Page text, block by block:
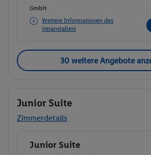
GmbH
Weitere Informationen des
Veranstalters
30 weitere Angebote
Junior Suite
Zimmerdetails
Buchen
Junior Suite